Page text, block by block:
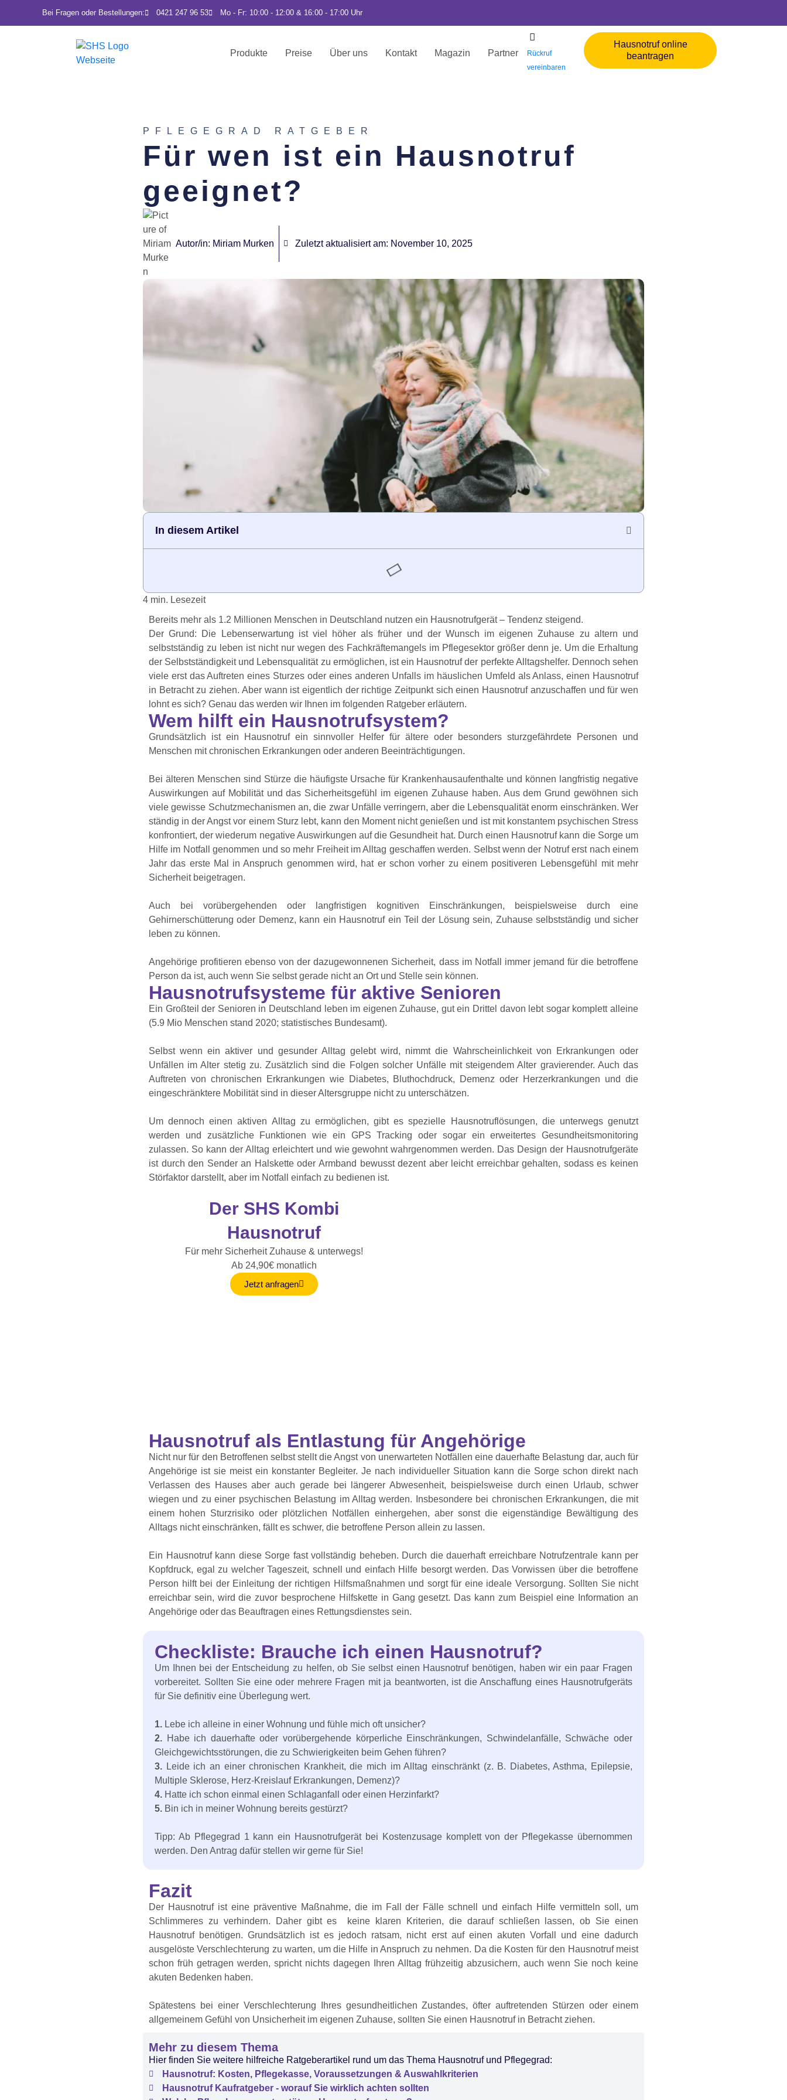
Bei Fragen oder Bestellungen: 0421 247 96 53 Mo - Fr: 10:00 - 12:00 & 16:00 - 17:00 Uhr
Produkte Preise Über uns Kontakt Magazin Partner
Rückruf
vereinbaren
Hausnotruf online
beantragen
PFLEGEGRAD RATGEBER
Für wen ist ein Hausnotruf
geeignet?
Autor/in: Miriam Murken Zuletzt aktualisiert am: November 10, 2025
In diesem Artikel
Bereits mehr als 1.2 Millionen Menschen in Deutschland nutzen ein Hausnotrufgerät – Tendenz steigend.
Der Grund: Die Lebenserwartung ist viel höher als früher und der Wunsch im eigenen Zuhause zu altern und
selbstständig zu leben ist nicht nur wegen des Fachkräftemangels im Pflegesektor größer denn je. Um die Erhaltung
der Selbstständigkeit und Lebensqualität zu ermöglichen, ist ein Hausnotruf der perfekte Alltagshelfer. Dennoch sehen
viele erst das Auftreten eines Sturzes oder eines anderen Unfalls im häuslichen Umfeld als Anlass, einen Hausnotruf
in Betracht zu ziehen. Aber wann ist eigentlich der richtige Zeitpunkt sich einen Hausnotruf anzuschaffen und für wen
lohnt es sich? Genau das werden wir Ihnen im folgenden Ratgeber erläutern.
Wem hilft ein Hausnotrufsystem?
Grundsätzlich ist ein Hausnotruf ein sinnvoller Helfer für ältere oder besonders sturzgefährdete Personen und
Menschen mit chronischen Erkrankungen oder anderen Beeinträchtigungen.
Bei älteren Menschen sind Stürze die häufigste Ursache für Krankenhausaufenthalte und können langfristig negative
Auswirkungen auf Mobilität und das Sicherheitsgefühl im eigenen Zuhause haben. Aus dem Grund gewöhnen sich
viele gewisse Schutzmechanismen an, die zwar Unfälle verringern, aber die Lebensqualität enorm einschränken. Wer
ständig in der Angst vor einem Sturz lebt, kann den Moment nicht genießen und ist mit konstantem psychischen Stress
konfrontiert, der wiederum negative Auswirkungen auf die Gesundheit hat. Durch einen Hausnotruf kann die Sorge um
Hilfe im Notfall genommen und so mehr Freiheit im Alltag geschaffen werden. Selbst wenn der Notruf erst nach einem
Jahr das erste Mal in Anspruch genommen wird, hat er schon vorher zu einem positiveren Lebensgefühl mit mehr
Sicherheit beigetragen.
Auch bei vorübergehenden oder langfristigen kognitiven Einschränkungen, beispielsweise durch eine
Gehirnerschütterung oder Demenz, kann ein Hausnotruf ein Teil der Lösung sein, Zuhause selbstständig und sicher
leben zu können.
Angehörige profitieren ebenso von der dazugewonnenen Sicherheit, dass im Notfall immer jemand für die betroffene
Person da ist, auch wenn Sie selbst gerade nicht an Ort und Stelle sein können.
Hausnotrufsysteme für aktive Senioren
Ein Großteil der Senioren in Deutschland leben im eigenen Zuhause, gut ein Drittel davon lebt sogar komplett alleine
(5.9 Mio Menschen stand 2020; statistisches Bundesamt).
Selbst wenn ein aktiver und gesunder Alltag gelebt wird, nimmt die Wahrscheinlichkeit von Erkrankungen oder
Unfällen im Alter stetig zu. Zusätzlich sind die Folgen solcher Unfälle mit steigendem Alter gravierender. Auch das
Auftreten von chronischen Erkrankungen wie Diabetes, Bluthochdruck, Demenz oder Herzerkrankungen und die
eingeschränktere Mobilität sind in dieser Altersgruppe nicht zu unterschätzen.
Um dennoch einen aktiven Alltag zu ermöglichen, gibt es spezielle Hausnotruflösungen, die unterwegs genutzt
werden und zusätzliche Funktionen wie ein GPS Tracking oder sogar ein erweitertes Gesundheitsmonitoring
zulassen. So kann der Alltag erleichtert und wie gewohnt wahrgenommen werden. Das Design der Hausnotrufgeräte
ist durch den Sender an Halskette oder Armband bewusst dezent aber leicht erreichbar gehalten, sodass es keinen
Störfaktor darstellt, aber im Notfall einfach zu bedienen ist.
Der SHS Kombi
Hausnotruf
Für mehr Sicherheit Zuhause & unterwegs!
Ab 24,90€ monatlich
Jetzt anfragen
Hausnotruf als Entlastung für Angehörige
Nicht nur für den Betroffenen selbst stellt die Angst von unerwarteten Notfällen eine dauerhafte Belastung dar, auch für
Angehörige ist sie meist ein konstanter Begleiter. Je nach individueller Situation kann die Sorge schon direkt nach
Verlassen des Hauses aber auch gerade bei längerer Abwesenheit, beispielsweise durch einen Urlaub, schwer
wiegen und zu einer psychischen Belastung im Alltag werden. Insbesondere bei chronischen Erkrankungen, die mit
einem hohen Sturzrisiko oder plötzlichen Notfällen einhergehen, aber sonst die eigenständige Bewältigung des
Alltags nicht einschränken, fällt es schwer, die betroffene Person allein zu lassen.
Ein Hausnotruf kann diese Sorge fast vollständig beheben. Durch die dauerhaft erreichbare Notrufzentrale kann per
Kopfdruck, egal zu welcher Tageszeit, schnell und einfach Hilfe besorgt werden. Das Vorwissen über die betroffene
Person hilft bei der Einleitung der richtigen Hilfsmaßnahmen und sorgt für eine ideale Versorgung. Sollten Sie nicht
erreichbar sein, wird die zuvor besprochene Hilfskette in Gang gesetzt. Das kann zum Beispiel eine Information an
Angehörige oder das Beauftragen eines Rettungsdienstes sein.
Checkliste: Brauche ich einen Hausnotruf?
Um Ihnen bei der Entscheidung zu helfen, ob Sie selbst einen Hausnotruf benötigen, haben wir ein paar Fragen
vorbereitet. Sollten Sie eine oder mehrere Fragen mit ja beantworten, ist die Anschaffung eines Hausnotrufgeräts
für Sie definitiv eine Überlegung wert.
1. Lebe ich alleine in einer Wohnung und fühle mich oft unsicher?
2. Habe ich dauerhafte oder vorübergehende körperliche Einschränkungen, Schwindelanfälle, Schwäche oder
Gleichgewichtsstörungen, die zu Schwierigkeiten beim Gehen führen?
3. Leide ich an einer chronischen Krankheit, die mich im Alltag einschränkt (z. B. Diabetes, Asthma, Epilepsie,
Multiple Sklerose, Herz-Kreislauf Erkrankungen, Demenz)?
4. Hatte ich schon einmal einen Schlaganfall oder einen Herzinfarkt?
5. Bin ich in meiner Wohnung bereits gestürzt?
Tipp: Ab Pflegegrad 1 kann ein Hausnotrufgerät bei Kostenzusage komplett von der Pflegekasse übernommen
werden. Den Antrag dafür stellen wir gerne für Sie!
Fazit
Der Hausnotruf ist eine präventive Maßnahme, die im Fall der Fälle schnell und einfach Hilfe vermitteln soll, um
Schlimmeres zu verhindern. Daher gibt es keine klaren Kriterien, die darauf schließen lassen, ob Sie einen
Hausnotruf benötigen. Grundsätzlich ist es jedoch ratsam, nicht erst auf einen akuten Vorfall und eine dadurch
ausgelöste Verschlechterung zu warten, um die Hilfe in Anspruch zu nehmen. Da die Kosten für den Hausnotruf meist
schon früh getragen werden, spricht nichts dagegen Ihren Alltag frühzeitig abzusichern, auch wenn Sie noch keine
akuten Bedenken haben.
Spätestens bei einer Verschlechterung Ihres gesundheitlichen Zustandes, öfter auftretenden Stürzen oder einem
allgemeinem Gefühl von Unsicherheit im eigenen Zuhause, sollten Sie einen Hausnotruf in Betracht ziehen.
Mehr zu diesem Thema
Hier finden Sie weitere hilfreiche Ratgeberartikel rund um das Thema Hausnotruf und Pflegegrad:
Hausnotruf: Kosten, Pflegekasse, Voraussetzungen & Auswahlkriterien
Hausnotruf Kaufratgeber - worauf Sie wirklich achten sollten